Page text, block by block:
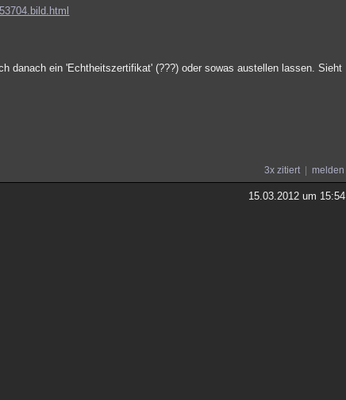
danach ein 'Echtheitszertifikat' (???) oder sowas austellen lassen. Sieht
3x zitiert melden
15.03.2012 um 15:54